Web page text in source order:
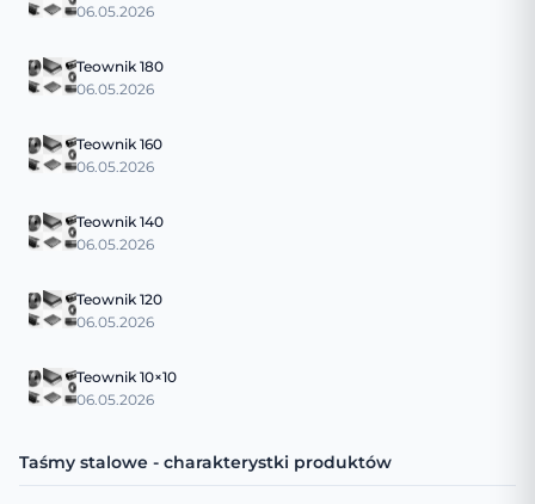
06.05.2026
Teownik 180
06.05.2026
Teownik 160
06.05.2026
Teownik 140
06.05.2026
Teownik 120
06.05.2026
Teownik 10×10
06.05.2026
Taśmy stalowe - charakterystki produktów